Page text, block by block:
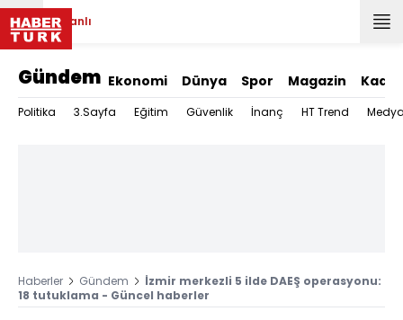
Canlı
Gündem Ekonomi Dünya Spor Magazin Kadın
Politika 3.Sayfa Eğitim Güvenlik İnanç HT Trend
Haberler Gündem
İzmir merkezli 5 ilde DAEŞ operasyonu:
18 tutuklama - Güncel haberler